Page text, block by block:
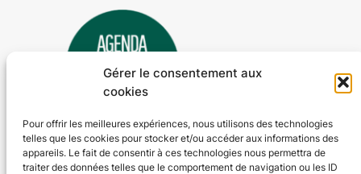
Gérer le consentement aux
cookies
Pour offrir les meilleures expériences, nous utilisons des technologies
telles que les cookies pour stocker et/ou accéder aux informations des
appareils. Le fait de consentir à ces technologies nous permettra de
traiter des données telles que le comportement de navigation ou les ID
Agenda 24